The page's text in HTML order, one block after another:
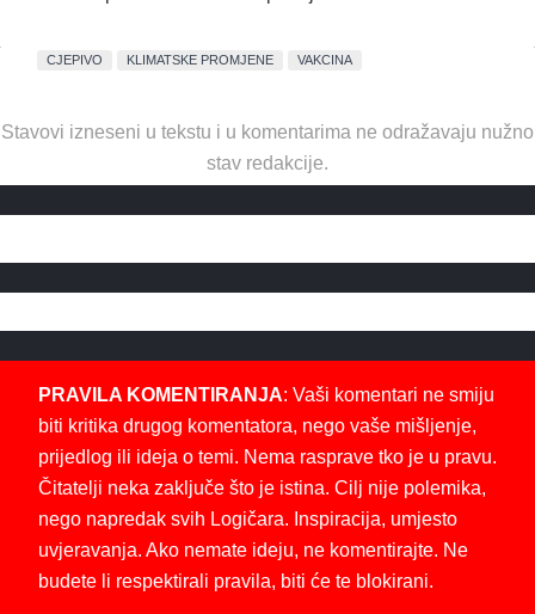
CJEPIVO KLIMATSKE PROMJENE VAKCINA
Stavovi izneseni u tekstu i u komentarima ne odražavaju nužno
stav redakcije.
PRAVILA KOMENTIRANJA: Vaši komentari ne smiju
biti kritika drugog komentatora, nego vaše mišljenje,
prijedlog ili ideja o temi. Nema rasprave tko je u pravu.
Čitatelji neka zaključe što je istina. Cilj nije polemika,
nego napredak svih Logičara. Inspiracija, umjesto
uvjeravanja. Ako nemate ideju, ne komentirajte. Ne
budete li respektirali pravila, biti će te blokirani.